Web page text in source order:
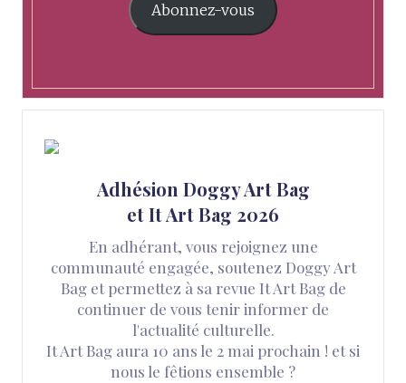
Abonnez-vous
Adhésion Doggy Art Bag
et It Art Bag 2026
En adhérant, vous rejoignez une
communauté engagée, soutenez Doggy Art
Bag et permettez à sa revue It Art Bag de
continuer de vous tenir informer de
l'actualité culturelle.
It Art Bag aura 10 ans le 2 mai prochain ! et si
nous le fêtions ensemble ?